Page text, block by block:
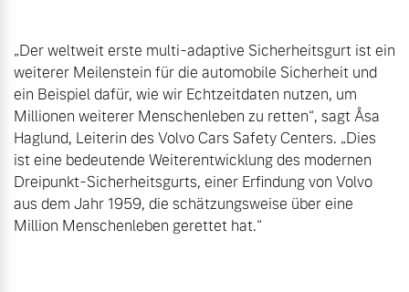
„Der weltweit erste multi-adaptive Sicherheitsgurt ist ein
weiterer Meilenstein für die automobile Sicherheit und
ein Beispiel dafür, wie wir Echtzeitdaten nutzen, um
Millionen weiterer Menschenleben zu retten“, sagt Åsa
Haglund, Leiterin des Volvo Cars Safety Centers. „Dies
ist eine bedeutende Weiterentwicklung des modernen
Dreipunkt-Sicherheitsgurts, einer Erfindung von Volvo
aus dem Jahr 1959, die schätzungsweise über eine
Million Menschenleben gerettet hat.“